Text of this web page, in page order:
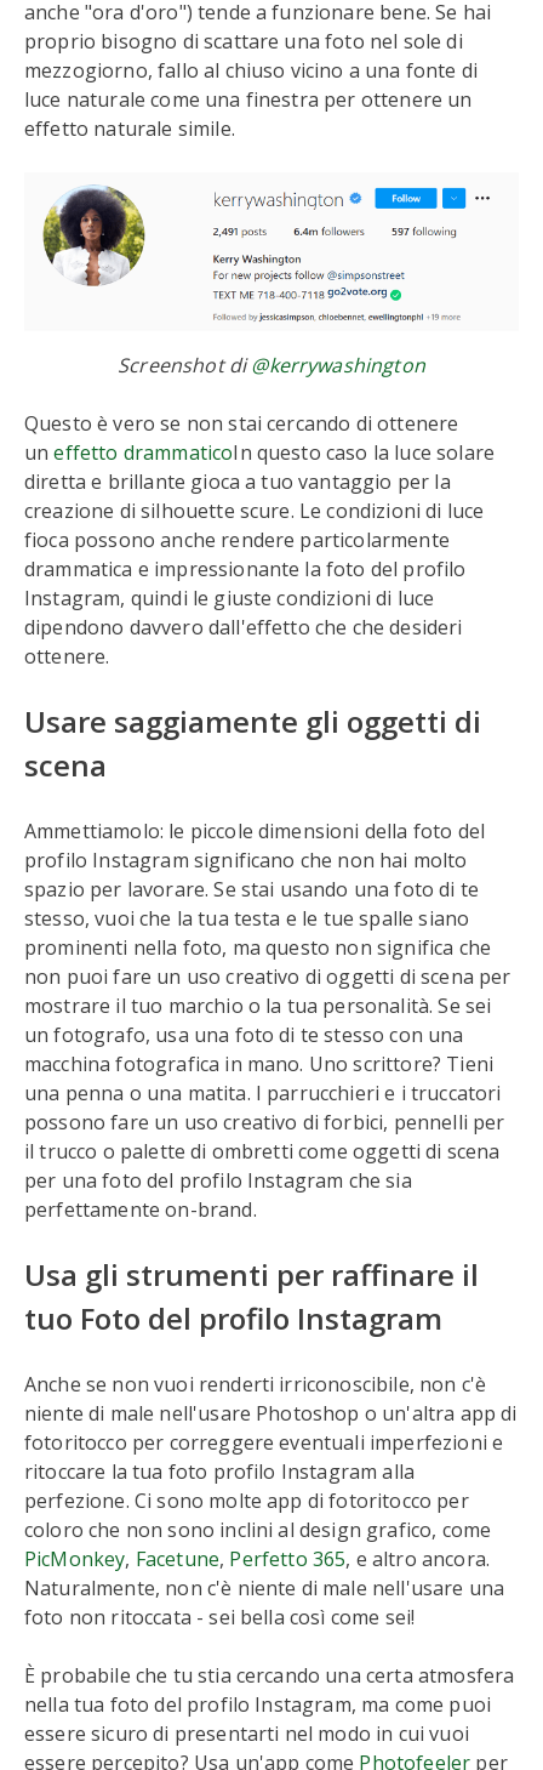
anche "ora d'oro") tende a funzionare bene. Se hai
proprio bisogno di scattare una foto nel sole di
mezzogiorno, fallo al chiuso vicino a una fonte di
luce naturale come una finestra per ottenere un
effetto naturale simile.
Screenshot di@kerrywashington
Questo è vero se non stai cercando di ottenere
uneffetto drammaticoIn questo caso la luce solare
diretta e brillante gioca a tuo vantaggio per la
creazione di silhouette scure. Le condizioni di luce
fioca possono anche rendere particolarmente
drammatica e impressionante la foto del profilo
Instagram, quindi le giuste condizioni di luce
dipendono davvero dall'effetto che che desideri
ottenere.
Usare saggiamente gli oggetti di
scena
Ammettiamolo: le piccole dimensioni della foto del
profilo Instagram significano che non hai molto
spazio per lavorare. Se stai usando una foto di te
stesso, vuoi che la tua testa e le tue spalle siano
prominenti nella foto, ma questo non significa che
non puoi fare un uso creativo di oggetti di scena per
mostrare il tuo marchio o la tua personalità. Se sei
un fotografo, usa una foto di te stesso con una
macchina fotografica in mano. Uno scrittore? Tieni
una penna o una matita. I parrucchieri e i truccatori
possono fare un uso creativo di forbici, pennelli per
il trucco o palette di ombretti come oggetti di scena
per una foto del profilo Instagram che sia
perfettamente on-brand.
Usa gli strumenti per raffinare il
tuo Foto del profilo Instagram
Anche se non vuoi renderti irriconoscibile, non c'è
niente di male nell'usare Photoshop o un'altra app di
fotoritocco per correggere eventuali imperfezioni e
ritoccare la tua foto profilo Instagram alla
perfezione. Ci sono molte app di fotoritocco per
coloro che non sono inclini al design grafico, come
PicMonkey, Facetune, Perfetto 365, e altro ancora.
Naturalmente, non c'è niente di male nell'usare una
foto non ritoccata - sei bella così come sei!
È probabile che tu stia cercando una certa atmosfera
nella tua foto del profilo Instagram, ma come puoi
essere sicuro di presentarti nel modo in cui vuoi
essere percepito? Usa un'app come Photofeeler per